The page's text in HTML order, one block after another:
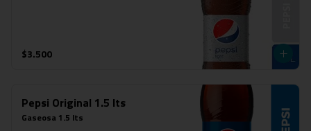
$3.500
Pepsi Original 1.5 lts
Gaseosa 1.5 lts